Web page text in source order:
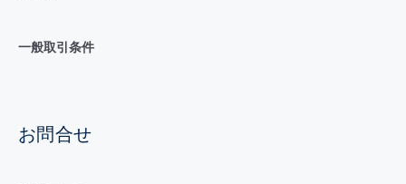
一般取引条件
お問合せ